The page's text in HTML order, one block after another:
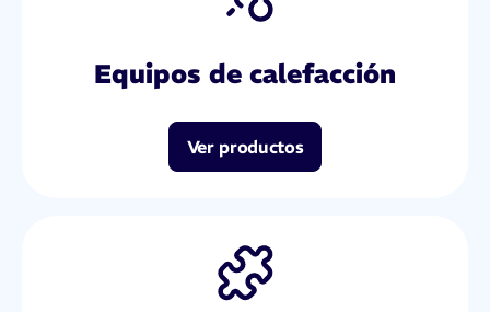
Equipos de calefacción
Ver productos